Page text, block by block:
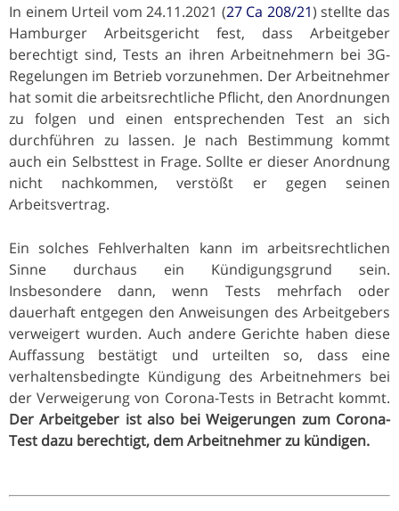
In einem Urteil vom 24.11.2021 (27 Ca 208/21) stellte das
Hamburger Arbeitsgericht fest, dass Arbeitgeber
berechtigt sind, Tests an ihren Arbeitnehmern bei 3G-
Regelungen im Betrieb vorzunehmen. Der Arbeitnehmer
hat somit die arbeitsrechtliche Pflicht, den Anordnungen
zu folgen und einen entsprechenden Test an sich
durchführen zu lassen. Je nach Bestimmung kommt
auch ein Selbsttest in Frage. Sollte er dieser Anordnung
nicht nachkommen, verstößt er gegen seinen
Arbeitsvertrag.
Ein solches Fehlverhalten kann im arbeitsrechtlichen
Sinne durchaus ein Kündigungsgrund sein.
Insbesondere dann, wenn Tests mehrfach oder
dauerhaft entgegen den Anweisungen des Arbeitgebers
verweigert wurden. Auch andere Gerichte haben diese
Auffassung bestätigt und urteilten so, dass eine
verhaltensbedingte Kündigung des Arbeitnehmers bei
der Verweigerung von Corona-Tests in Betracht kommt.
Der Arbeitgeber ist also bei Weigerungen zum Corona-
Test dazu berechtigt, dem Arbeitnehmer zu kündigen.